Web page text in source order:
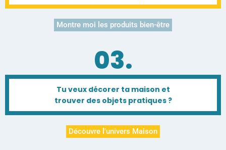
Montre moi les produits bien-être
03.
Tu veux décorer ta maison et
trouver des objets pratiques ?
Découvre l'univers Maison